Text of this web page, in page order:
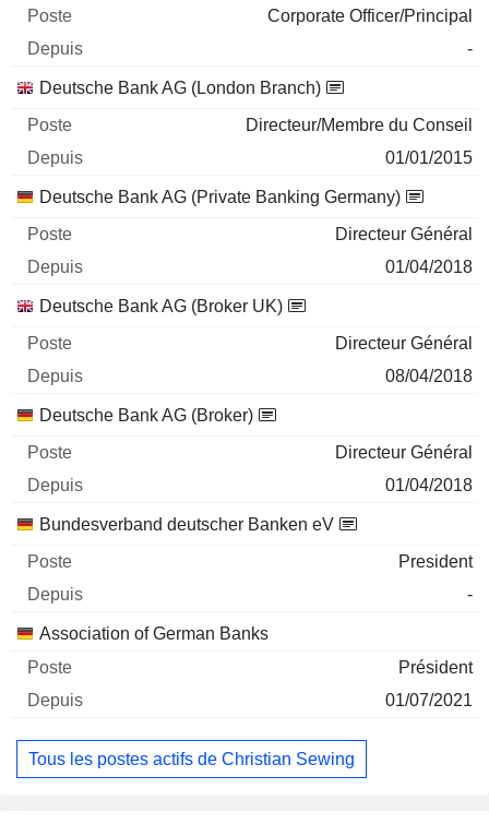
Corporate Officer/Principal
-
Deutsche Bank AG (London Branch)
Directeur/Membre du Conseil
01/01/2015
Deutsche Bank AG (Private Banking Germany)
Directeur Général
01/04/2018
Deutsche Bank AG (Broker UK)
Directeur Général
08/04/2018
Deutsche Bank AG (Broker)
Directeur Général
01/04/2018
Bundesverband deutscher Banken eV
President
-
Association of German Banks
Président
01/07/2021
Tous les postes actifs de Christian Sewing